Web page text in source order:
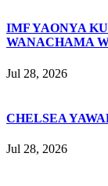
IMF YAONYA
WANACHAMA
Jul 28, 2026
CHELSEA
Jul 28, 2026